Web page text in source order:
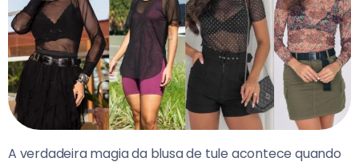
A verdadeira magia da blusa de tule acontece quando